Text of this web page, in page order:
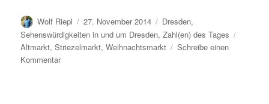
Autor
Wolf Riepl
Veröffentlicht
am
27. November 2014 Kategorien
Dresden,
Sehenswürdigkeiten in und um Dresden,Zahl(en) des Tages
Altmarkt,Striezelmarkt,Weihnachtsmarkt
Schreibe einen
Kommentarzu